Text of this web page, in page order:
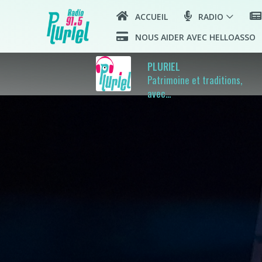
ACCUEIL RADIO
NOUS AIDER AVEC HELLOASSO
PLURIEL
Patrimoine et traditions,
avec...